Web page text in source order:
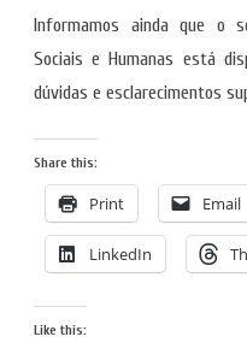
Informamos ainda que o
Sociais e Humanas está
dúvidas e esclarecimentos
Share this:
Print Email
LinkedIn
Like this: